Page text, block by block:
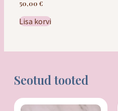
Maiustused
50,00 €
Lisa korvi
Seotud tooted